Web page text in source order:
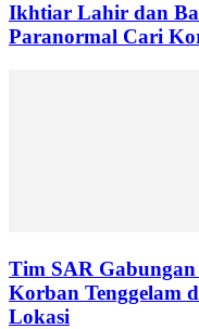
Ikhtiar Lahir dan
Paranormal Cari
Tim SAR
Korban Tenggelam
Lokasi